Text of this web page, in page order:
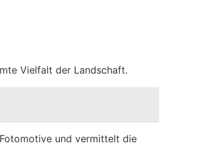
Vielfalt der Landschaft.
und vermittelt die